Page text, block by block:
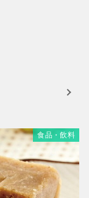
食品・飲料